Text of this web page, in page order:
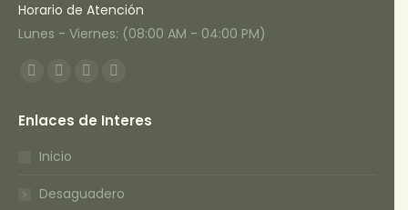
Horario de Atención
Lunes - Viernes: (08:00 AM - 04:00 PM)
Encuéntranos en:
Facebook
opens
in
window
Twitter
opens
in
window
YouTube
opens
window
Instagram
opens
window
Enlaces de Interes
Inicio
Desaguadero